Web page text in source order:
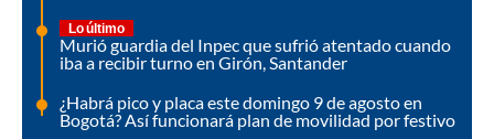
Lo último
Murió guardia del Inpec que sufrió atentado cuando
iba a recibir turno en Girón, Santander
¿Habrá pico y placa este domingo 9 de agosto en
Bogotá? Así funcionará plan de movilidad por festivo